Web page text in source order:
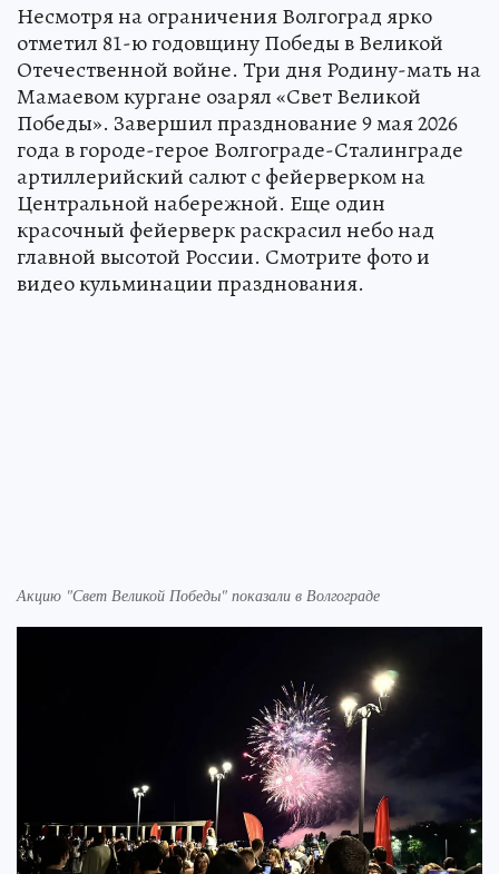
Несмотря на ограничения Волгоград ярко
отметил 81-ю годовщину Победы в Великой
Отечественной войне. Три дня Родину-мать на
Мамаевом кургане озарял «Свет Великой
Победы». Завершил празднование 9 мая 2026
года в городе-герое Волгограде-Сталинграде
артиллерийский салют с фейерверком на
Центральной набережной. Еще один
красочный фейерверк раскрасил небо над
главной высотой России. Смотрите фото и
видео кульминации празднования.
Акцию "Свет Великой Победы" показали в Волгограде